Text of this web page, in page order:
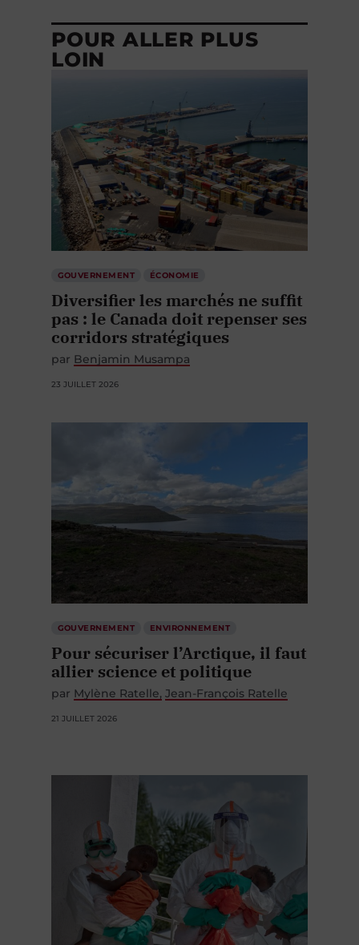
POUR ALLER PLUS
LOIN
GOUVERNEMENT ÉCONOMIE
Diversifier les marchés ne suffit
pas : le Canada doit repenser ses
corridors stratégiques
par Benjamin Musampa
23 JUILLET 2026
GOUVERNEMENT ENVIRONNEMENT
Pour sécuriser l’Arctique, il faut
allier science et politique
par Mylène Ratelle Jean-François Ratelle
21 JUILLET 2026